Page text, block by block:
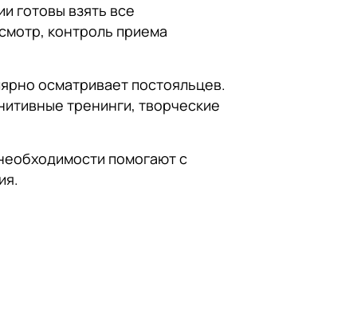
готовы взять все
контроль приема
осматривает постояльцев.
тренинги, творческие
помогают с